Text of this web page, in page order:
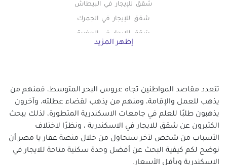
شقق للإيجار في البيطاش
شقق للإيجار في الجمرك
شقق للإيجار في الحضرة
شقق للإيجار في الدخيلة
شقق للإيجار في العامرية
شقق للإيجار في العجمي
شقق للإيجار في العصافرة
شقق للإيجار في العطارين
شقق للإيجار في الفلكي
إظهر المزيد
تتعدد مقاصد المواطنين تجاه عروس البحر المتوسط، فمنهم من
يذهب للعمل والإقامة، ومنهم من يذهب لقضاء عطلته، وآخرون
يذهبون طلبًا للعلم في جامعات الاسكندرية المتطورة، لذلك يبحث
الكثيرون عن شقق للايجار في الاسكندرية ، ونظرًا لاختلاف
الأسباب من شخص لآخر سنحاول من خلال منصة عقار يا مصر أن
نوضح لكم كيفية البحث عن أفضل وحدة سكنية متاحة للايجار في
الاسكندرية وبأقل الأسعار.